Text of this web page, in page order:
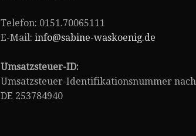
Telefon: 0151.70065111
E-Mail: info@sabine-waskoenig.de
Umsatzsteuer-ID:
Umsatzsteuer-Identifikationsnummer nach
DE 253784940